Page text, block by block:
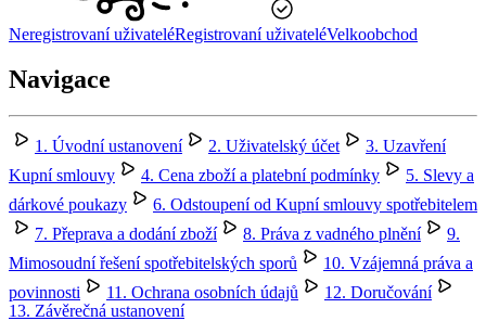
Neregistrovaní uživateléRegistrovaní uživateléVelkoobchod
Navigace
1. Úvodní ustanovení 2. Uživatelský účet
3. Uzavření
Kupní smlouvy
4. Cena zboží a platební podmínky
5. Slevy a
dárkové poukazy
6. Odstoupení od Kupní smlouvy spotřebitelem
7. Přeprava a dodání zboží
8. Práva z vadného plnění
9.
Mimosoudní řešení spotřebitelských sporů
10. Vzájemná práva a
povinnosti
11. Ochrana osobních údajů
12. Doručování
13. Závěrečná ustanovení